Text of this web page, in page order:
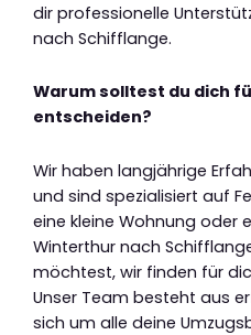
dir professionelle
nach Schifflange.
Warum solltest du dich
entscheiden?
Wir haben langjährige
und sind spezialisiert auf
eine kleine Wohnung oder
Winterthur nach
möchtest, wir finden für
Unser Team besteht aus
sich um alle deine